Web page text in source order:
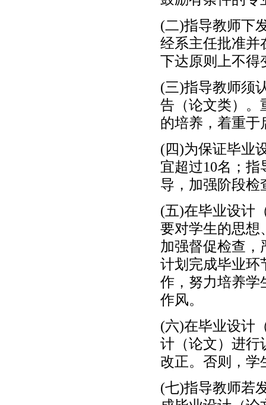
(二)指导教师下
经系主任批准并
下达原则上不得
(三)指导教师须
告（论文类）。
的培养，着重于
(四)为保证毕业
宜超过10名；
导，加强阶段检
(五)在毕业设计
要对学生的思想
加强督促检查，
计划完成毕业环
作，努力培养学
作风。
(六)在毕业设计
计（论文）进行
改正。否则，学
(七)指导教师若